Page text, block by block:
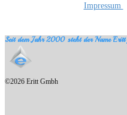
Seit dem Jahr 2000 steht der Name
©2026 Eritt Gmbh
Impressum